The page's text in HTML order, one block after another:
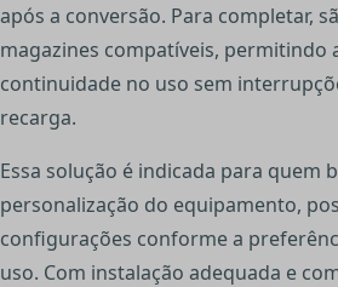
após a conversão. Para completar,
magazines compatíveis, permitindo
continuidade no uso sem
recarga.
Essa solução é indicada para quem
personalização do equipamento,
configurações conforme a
uso. Com instalação adequada e